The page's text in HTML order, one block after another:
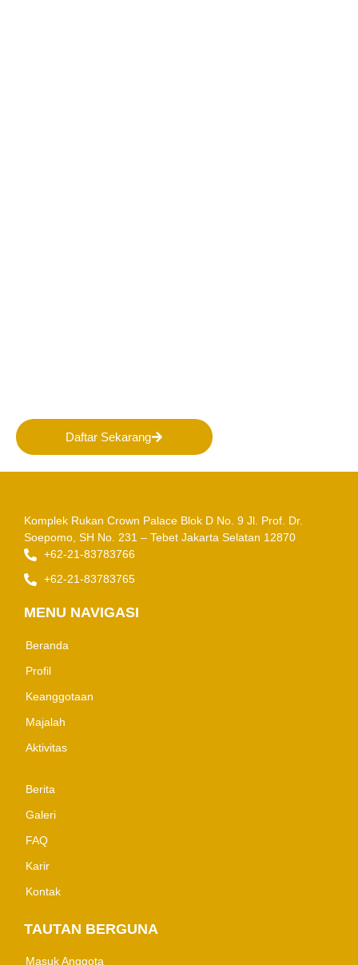
Daftar Sekarang
Komplek Rukan Crown Palace Blok D No. 9 Jl. Prof. Dr.
Soepomo, SH No. 231 – Tebet Jakarta Selatan 12870
+62-21-83783766
+62-21-83783765
MENU NAVIGASI
Beranda
Profil
Keanggotaan
Majalah
Aktivitas
Berita
Galeri
FAQ
Karir
Kontak
TAUTAN BERGUNA
Masuk Anggota